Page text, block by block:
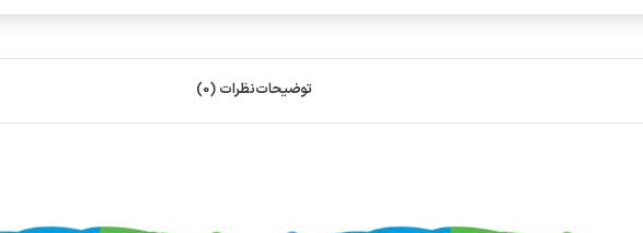
توضیحاتنظرات (0)